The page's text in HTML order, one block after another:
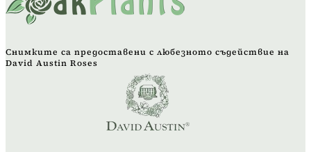
Снимките са предоставени с любезното съдействие на
David Austin Roses